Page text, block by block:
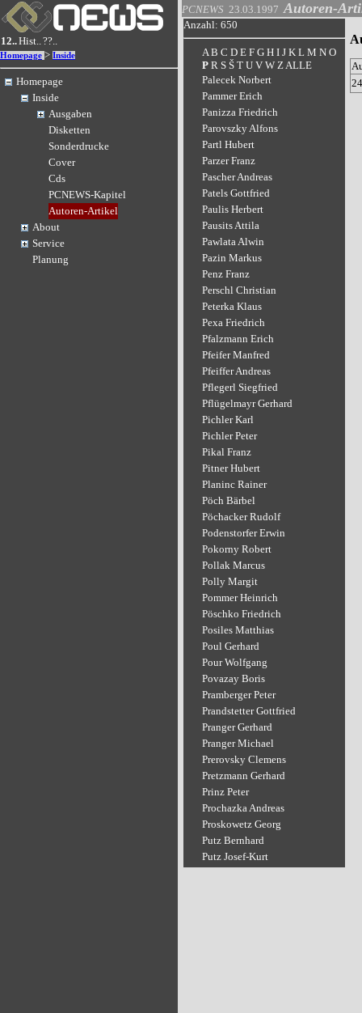
12..Hist..??..
Homepage > Inside
Homepage
Inside
Ausgaben
Disketten
Sonderdrucke
Cover
Cds
PCNEWS-Kapitel
Autoren-Artikel
About
Service
Planung
PCNEWS 23.03.1997 Autoren-
Anzahl: 650
A B C D E F G H I J K L M N O
P R S Š T U V W ZALLE
Palecek Norbert
Pammer Erich
Panizza Friedrich
Parovszky Alfons
Partl Hubert
Parzer Franz
Pascher Andreas
Patels Gottfried
Paulis Herbert
Pausits Attila
Pawlata Alwin
Pazin Markus
Penz Franz
Perschl Christian
Peterka Klaus
Pexa Friedrich
Pfalzmann Erich
Pfeifer Manfred
Pfeiffer Andreas
Pflegerl Siegfried
Pflügelmayr Gerhard
Pichler Karl
Pichler Peter
Pikal Franz
Pitner Hubert
Planinc Rainer
Pöch Bärbel
Pöchacker Rudolf
Podenstorfer Erwin
Pokorny Robert
Pollak Marcus
Polly Margit
Pommer Heinrich
Pöschko Friedrich
Posiles Matthias
Poul Gerhard
Pour Wolfgang
Povazay Boris
Pramberger Peter
Prandstetter Gottfried
Pranger Gerhard
Pranger Michael
Prerovsky Clemens
Pretzmann Gerhard
Prinz Peter
Prochazka Andreas
Proskowetz Georg
Putz Bernhard
Putz Josef-Kurt
24